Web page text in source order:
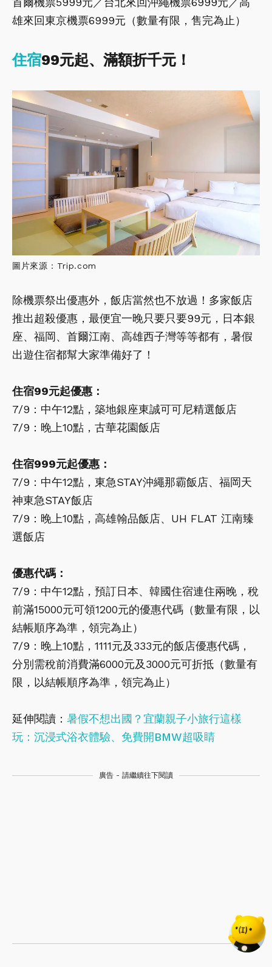
雄來回東京機票6999元（數量有限，售完為止）
住宿99元起、滿額折千元！
圖片來源：Trip.com
除機票祭出優惠外，飯店當然也不放過！多家飯店
推出超殺優惠，最便宜一晚只要只要99元，日本銀
座、福岡、首爾江南、高雄西子灣等等都有，暑假
出遊住宿都幫大家準備好了！
住宿99元起優惠：
7/9：中午12點，築地銀座東誠可可尼精選飯店
7/9：晚上10點，古華花園飯店
住宿999元起優惠：
7/9：中午12點，東急STAY沖繩那霸飯店、福岡天
神東急STAY飯店
7/9：晚上10點，高雄翰品飯店、UH FLAT 江南臻
選飯店
優惠代碼：
7/9：中午12點，預訂日本、韓國住宿連住兩晚，稅
前滿15000元可領1200元的優惠代碼（數量有限，以
結帳順序為準，領完為止）
7/9：晚上10點，1111元及333元的飯店優惠代碼，
分別需稅前消費滿6000元及3000元可折抵（數量有
限，以結帳順序為準，領完為止）
延伸閱讀： 暑假不想出國？宜蘭親子小旅行這樣
玩：沉浸式浴衣體驗、免費開BMW超吸睛
廣告 - 請繼續往下閱讀